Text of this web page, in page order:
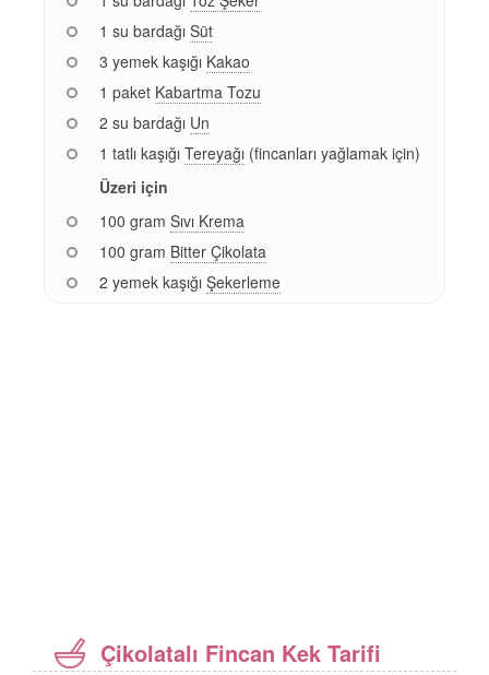
1 su bardağı Süt
3 yemek kaşığı Kakao
1 paket Kabartma Tozu
2 su bardağı Un
1 tatlı kaşığı Tereyağı (fincanları yağlamak için)
Üzeri için
100 gram Sıvı Krema
100 gram Bitter Çikolata
2 yemek kaşığı Şekerleme
Çikolatalı Fincan Kek Tarifi